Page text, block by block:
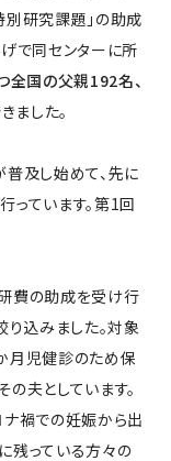
別研究課題」の助成
で同センターに所
全国の父親192名、
ました。
及し始めて、先に
ています。第1回
費の助成を受け行
り込みました。対象
月児健診のため保
夫としています。
禍での妊娠から出
残っている方々の